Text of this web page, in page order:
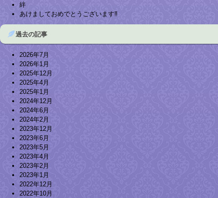
絆
あけましておめでとうございます‼︎
過去の記事
2026年7月
2026年1月
2025年12月
2025年4月
2025年1月
2024年12月
2024年6月
2024年2月
2023年12月
2023年6月
2023年5月
2023年4月
2023年2月
2023年1月
2022年12月
2022年10月